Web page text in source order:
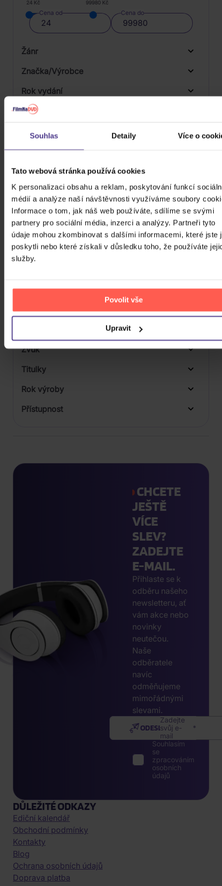
Souhlas Detaily Více o
Tato webová stránka používá cookies
K personalizaci obsahu a reklam, poskytování funkcí
médií a analýze naší návštěvnosti využíváme soubory
Informace o tom, jak náš web používáte, sdílíme se svými
partnery pro sociální média, inzerci a analýzy. Partneři tyto
údaje mohou zkombinovat s dalšími informacemi, které jste
poskytli nebo které získali v důsledku toho, že používáte
služby.
Povolit vše
Upravit
24 Kč 99980 Kč
Cena od Cena do
Žánr
Funk / Soul
Značka/Výrobce
Rok vydání
Dostupnost
Skladem
Druh média
3D
Počet CD
Počet MC
Počet DVD
Počet BD
Počet vinyl
Balení média
Formát média
Zvuk
Titulky
Rok výroby
Přístupnost
CHCETE
JEŠTĚ
VÍCE
SLEV?
ZADEJTE
E-MAIL.
Přihlaste se k
odběru našeho
newsletteru, ať
vám akce nebo
novinky
neutečou.
Naše
odběratele
navíc
odměňujeme
mimořádnými
slevami.
Zadejte
svůj e-
mail
ODESLAT
Souhlasím
se
zpracováním
osobních
údajů
DŮLEŽITÉ ODKAZY
Ediční kalendář
Obchodní podmínky
Kontakty
Blog
Ochrana osobních údajů
Doprava platba